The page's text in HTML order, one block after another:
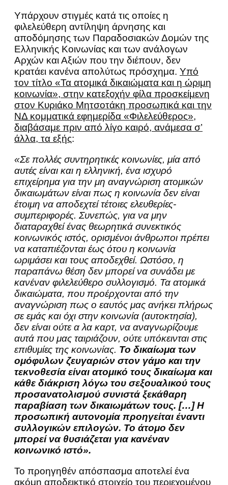
Υπάρχουν στιγμές κατά τις οποίες η
φιλελεύθερη αντίληψη άρνησης και
αποδόμησης των Παραδοσιακών Δομών της
Ελληνικής Κοινωνίας και των ανάλογων
Αρχών και Αξιών που την διέπουν, δεν
κρατάει κανένα απολύτως πρόσχημα. Υπό
τον τίτλο «Τα ατομικά δικαιώματα και η ώριμη
κοινωνία», στην κατεξοχήν φίλα προσκείμενη
στον Κυριάκο Μητσοτάκη προσωπικά και την
ΝΔ κομματικά εφημερίδα «Φιλελεύθερος»,
διαβάσαμε πριν από λίγο καιρό, ανάμεσα σ’
άλλα, τα εξής:
«Σε πολλές συντηρητικές κοινωνίες, μία από
αυτές είναι και η ελληνική, ένα ισχυρό
επιχείρημα για την μη αναγνώριση ατομικών
δικαιωμάτων είναι πως η κοινωνία δεν είναι
έτοιμη να αποδεχτεί τέτοιες ελευθερίες-
συμπεριφορές. Συνεπώς, για να μην
διαταραχθεί ένας θεωρητικά συνεκτικός
κοινωνικός ιστός, ορισμένοι άνθρωποι πρέπει
να καταπιέζονται έως ότου η κοινωνία
ωριμάσει και τους αποδεχθεί. Ωστόσο, η
παραπάνω θέση δεν μπορεί να συνάδει με
κανέναν φιλελεύθερο συλλογισμό. Τα ατομικά
δικαιώματα, που προέρχονται από την
αναγνώριση πως ο εαυτός μας ανήκει πλήρως
σε εμάς και όχι στην κοινωνία (αυτοκτησία),
δεν είναι ούτε α λα καρτ, να αναγνωρίζουμε
αυτά που μας ταιριάζουν, ούτε υπόκεινται στις
επιθυμίες της κοινωνίας. Το δικαίωμα των
ομόφυλων ζευγαριών στον γάμο και την
τεκνοθεσία είναι ατομικό τους δικαίωμα και
κάθε διάκριση λόγω του σεξουαλικού τους
προσανατολισμού συνιστά ξεκάθαρη
παραβίαση των δικαιωμάτων τους. […] Η
προσωπική αυτονομία προηγείται έναντι
συλλογικών επιλογών. Το άτομο δεν
μπορεί να θυσιάζεται για κανέναν
κοινωνικό ιστό».
Το προηγηθέν απόσπασμα αποτελεί ένα
ακόμη αποδεικτικό στοιχείο του περιεχομένου